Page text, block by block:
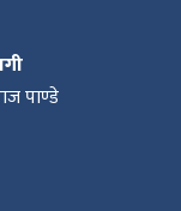
नाकामै रोकिए
पाण्डे